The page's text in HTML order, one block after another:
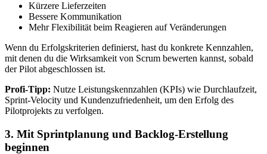
Kürzere Lieferzeiten
Bessere Kommunikation
Mehr Flexibilität beim Reagieren auf Veränderungen
Wenn du Erfolgskriterien definierst, hast du konkrete Kennzahlen,
mit denen du die Wirksamkeit von Scrum bewerten kannst, sobald
der Pilot abgeschlossen ist.
Profi-Tipp: Nutze Leistungskennzahlen (KPIs) wie Durchlaufzeit,
Sprint‑Velocity und Kundenzufriedenheit, um den Erfolg des
Pilotprojekts zu verfolgen.
3. Mit Sprintplanung und Backlog-Erstellung
beginnen